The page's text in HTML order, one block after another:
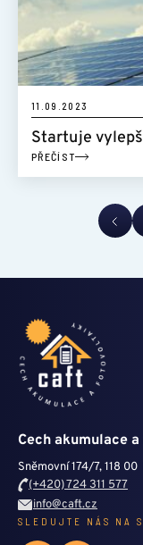
11.09.2023
Startuje
PŘEČÍST
Cech akumulace
Sněmovní 174/7, 118 00
(+420) 724 311 577
info@caft.cz
SLEDUJTE NÁS NA